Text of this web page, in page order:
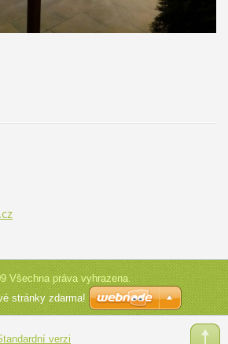
Všechna práva vyhrazena.
stránky zdarma!
verzi